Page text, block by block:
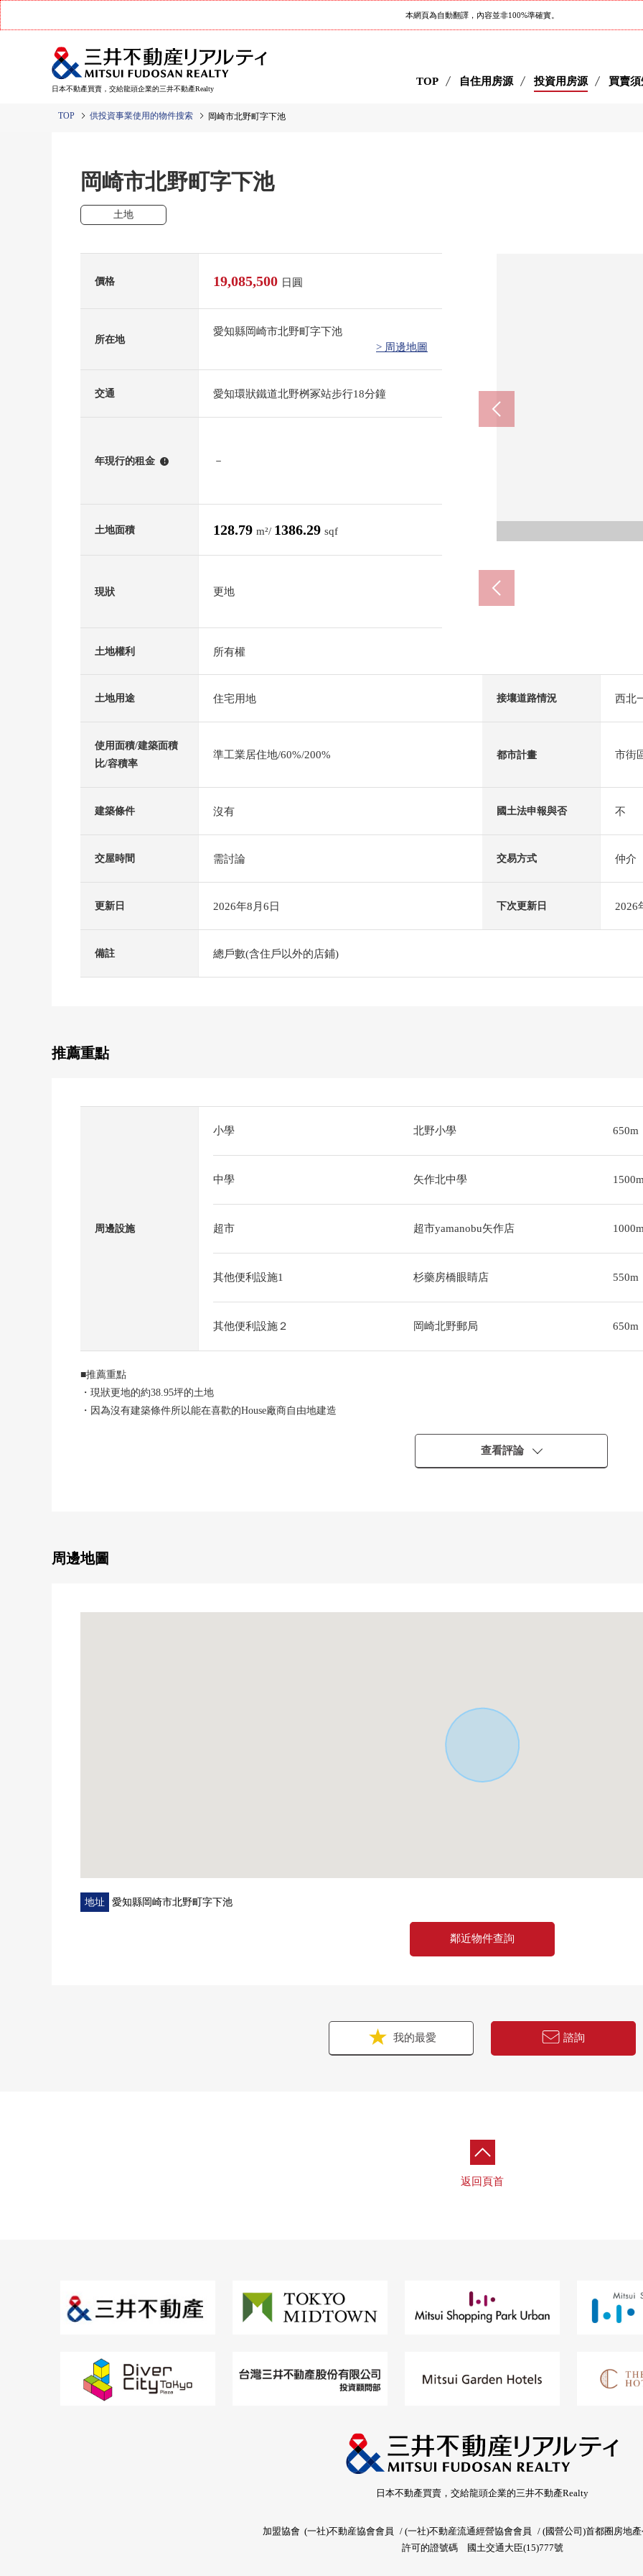
本網頁為自動翻譯，內容並非100%準確實。
日本不動產買賣，交給龍頭企業的三井不動產Realty
TOP 自住用房源 投資用房源 買賣須
TOP 供投資事業使用的物件搜索 岡崎市北野町字下池
岡崎市北野町字下池
土地
價格 19,085,500 日圓
所在地
愛知縣岡崎市北野町字下池
> 周邊地圖
交通 愛知環狀鐵道北野桝冢站步行18分鐘
年現行的租金 ! －
土地面積 128.79 m²/ 1386.29 sqf
現狀 更地
土地權利 所有權
土地用途 住宅用地 接壤道路情況 西北
使用面積/建築面積
比/容積率
準工業居住地/60%/200% 都市計畫 市街
建築條件 沒有 國土法申報與否 不
交屋時間 需討論 交易方式 仲介
更新日 2026年8月6日 下次更新日 2026
備註 總戶數(含住戶以外的店鋪)
推薦重點
周邊設施
小學 北野小學 650m
中學 矢作北中學
超市 超市yamanobu矢作店
其他便利設施1 杉藥房橋眼睛店 550m
其他便利設施２ 岡崎北野郵局 650m
■推薦重點
・現狀更地的約38.95坪的土地
・因為沒有建築條件所以能在喜歡的House廠商自由地建造
查看評論
周邊地圖
地址 愛知縣岡崎市北野町字下池
鄰近物件查詢
我的最愛 諮詢
返回頁首
日本不動產買賣，交給龍頭企業的三井不動產Realty
加盟協會 (一社)不動産協會會員 (一社)不動産流通經營協會會員
(國營公司)首都圈房地
許可的證號碼
國土交通大臣(15)777號